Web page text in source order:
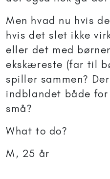
Men hvad nu hvis
hvis det slet ikke
eller det med
ekskæreste (far til
spiller sammen?
indblandet både
små?
What to do?
M, 25 år